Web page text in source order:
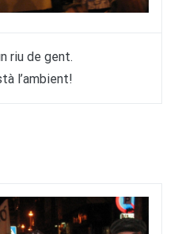
riu de gent.
l’ambient!